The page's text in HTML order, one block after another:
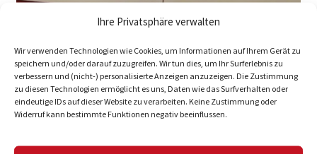
Ihre Privatsphäre verwalten
Wir verwenden Technologien wie Cookies, um Informationen auf Ihrem Gerät zu
speichern und/oder darauf zuzugreifen. Wir tun dies, um Ihr Surferlebnis zu
verbessern und (nicht-) personalisierte Anzeigen anzuzeigen. Die Zustimmung
zu diesen Technologien ermöglicht es uns, Daten wie das Surfverhalten oder
eindeutige IDs auf dieser Website zu verarbeiten. Keine Zustimmung oder
Widerruf kann bestimmte Funktionen negativ beeinflussen.